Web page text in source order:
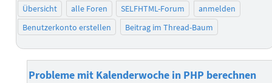
Übersicht alle Foren SELFHTML-Forum
anmelden
Benutzerkonto erstellen
Beitrag im Thread-Baum
Probleme mit Kalenderwoche in PHP berechnen